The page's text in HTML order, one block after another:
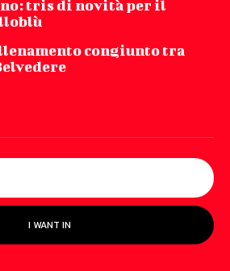
tris di novità per il
congiunto tra
I WANT IN